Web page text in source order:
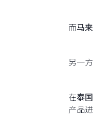
而马
另一
在泰国
产品